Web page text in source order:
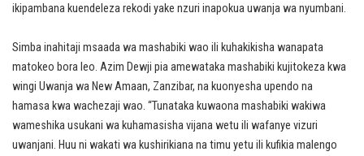
ikipambana kuendeleza rekodi yake nzuri inapokua uwanja wa nyumbani.
Simba inahitaji msaada wa mashabiki wao ili kuhakikisha wanapata
matokeo bora leo. Azim Dewji pia amewataka mashabiki kujitokeza kwa
wingi Uwanja wa New Amaan, Zanzibar, na kuonyesha upendo na
hamasa kwa wachezaji wao. “Tunataka kuwaona mashabiki wakiwa
wameshika usukani wa kuhamasisha vijana wetu ili wafanye vizuri
uwanjani. Huu ni wakati wa kushirikiana na timu yetu ili kufikia malengo